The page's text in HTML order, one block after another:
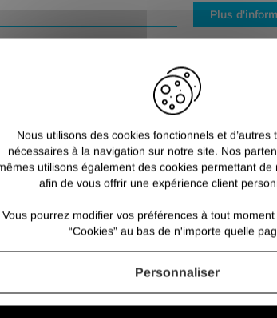
Plus
Nos
Ils sont
de
Nous utilisons des cookies fonctionnels et d’autres
nécessaires à la navigation sur notre site. Nos
utilisons également des cookies permettant de
afin de vous offrir une expérience client
Vous pourrez modifier vos préférences à tout
“Cookies” au bas de n'importe quelle
Personnaliser